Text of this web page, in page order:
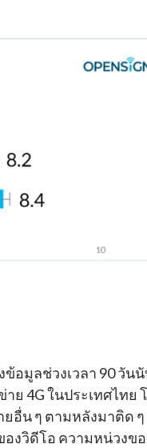
อมูลช่วงเวลา 90 วัน
ย 4G ในประเทศไทย
อื่น ๆ ตามหลังมาติด
งวิดีโอ ความหน่วงข